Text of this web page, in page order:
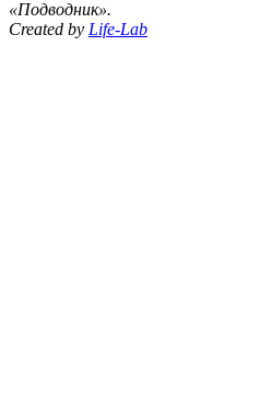
«Подводник».
Created by Life-Lab